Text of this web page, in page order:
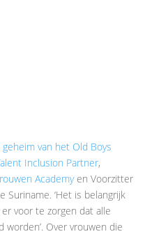
van het Old Boys
Inclusion Partner,
Academyen Voorzitter
Suriname. ‘Het is belangrijk
voor te zorgen dat alle
Over vrouwen die